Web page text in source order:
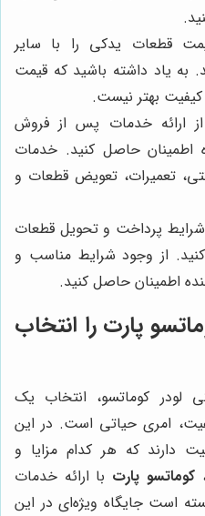
قطعات یدکی را با سایر
به یاد داشته باشید که قیمت
کیفیت بهتر نیست.
از ارائه خدمات پس از فروش
اطمینان حاصل کنید. خدمات
تعمیرات، تعویض قطعات و
شرایط پرداخت و تحویل قطعات
از وجود شرایط مناسب و
اطمینان حاصل کنید.
پارت را انتخاب
لودر کوماتسو، انتخاب یک
امری حیاتی است. در این
دارند که هر کدام مزایا و
کوماتسو پارت با ارائه خدمات
است جایگاه ویژه‌ای در این